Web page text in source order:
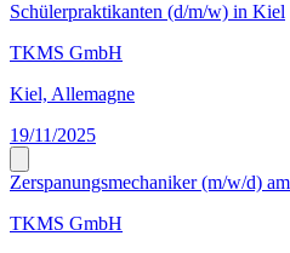
Schülerpraktikanten (d/m/w) in Kiel
TKMS GmbH
Kiel, Allemagne
19/11/2025
Zerspanungsmechaniker (m/w/d)
TKMS GmbH